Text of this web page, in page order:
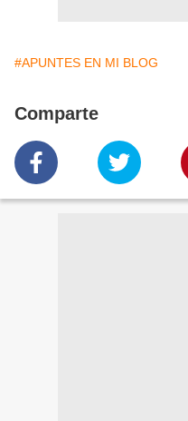
#APUNTES EN MI BLOG
Comparte